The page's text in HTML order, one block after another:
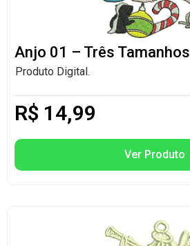
Anjo 01 – Três Tamanhos
Produto Digital.
R$ 14,99
Ver Produto